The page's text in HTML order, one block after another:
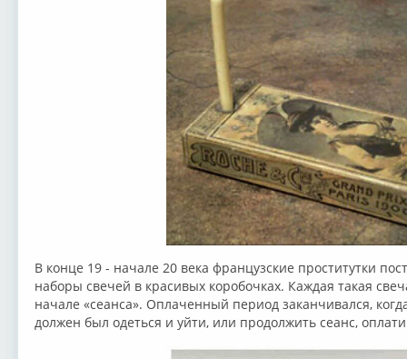
В конце 19 - начале 20 века французские проститутки
наборы свечей в красивых коробочках. Каждая такая
начале «сеанса». Оплаченный период заканчивался,
должен был одеться и уйти, или продолжить сеанс,